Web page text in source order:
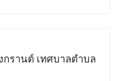
กรานต์ เทศบาลตําบล